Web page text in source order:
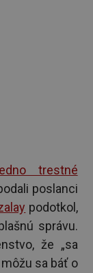
trestné
poslanci
podotkol,
správu.
že „sa
sa báť o